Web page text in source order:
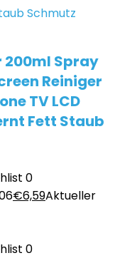
200ml Spray
Reiniger
TV LCD
Fett Staub
0
€6,59Aktueller
0